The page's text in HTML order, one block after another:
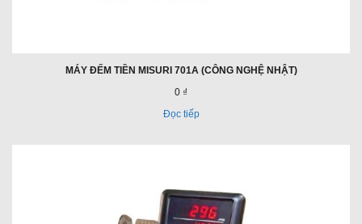
MÁY ĐẾM TIỀN MISURI 701A (CÔNG NGHỆ NHẬT)
0 ₫
Đọc tiếp